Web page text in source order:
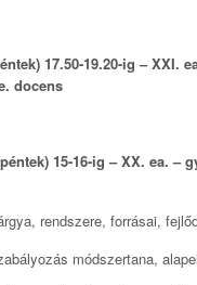
17.50-19.20-ig – XXI.
docens
15-16-ig – XX. ea. –
rendszere, forrásai,
módszertana,